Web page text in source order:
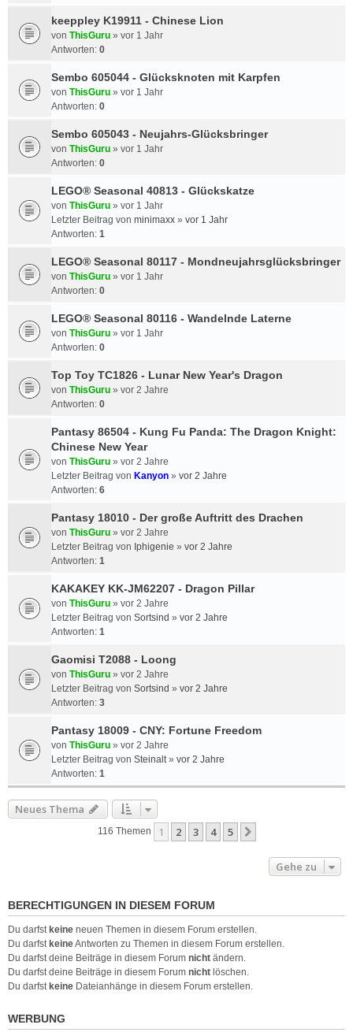
keeppley K19911 - Chinese Lion
von ThisGuru » vor 1 Jahr
Antworten: 0
Sembo 605044 - Glücksknoten mit Karpfen
von ThisGuru » vor 1 Jahr
Antworten: 0
Sembo 605043 - Neujahrs-Glücksbringer
von ThisGuru » vor 1 Jahr
Antworten: 0
LEGO® Seasonal 40813 - Glückskatze
von ThisGuru » vor 1 Jahr
Letzter Beitrag von minimaxx » vor 1 Jahr
Antworten: 1
LEGO® Seasonal 80117 - Mondneujahrsglücksbringer
von ThisGuru » vor 1 Jahr
Antworten: 0
LEGO® Seasonal 80116 - Wandelnde Laterne
von ThisGuru » vor 1 Jahr
Antworten: 0
Top Toy TC1826 - Lunar New Year's Dragon
von ThisGuru » vor 2 Jahre
Antworten: 0
Pantasy 86504 - Kung Fu Panda: The Dragon Knight:
Chinese New Year
von ThisGuru » vor 2 Jahre
Letzter Beitrag von Kanyon » vor 2 Jahre
Antworten: 6
Pantasy 18010 - Der große Auftritt des Drachen
von ThisGuru » vor 2 Jahre
Letzter Beitrag von Iphigenie » vor 2 Jahre
Antworten: 1
KAKAKEY KK-JM62207 - Dragon Pillar
von ThisGuru » vor 2 Jahre
Letzter Beitrag von Sortsind » vor 2 Jahre
Antworten: 1
Gaomisi T2088 - Loong
von ThisGuru » vor 2 Jahre
Letzter Beitrag von Sortsind » vor 2 Jahre
Antworten: 3
Pantasy 18009 - CNY: Fortune Freedom
von ThisGuru » vor 2 Jahre
Letzter Beitrag von Steinalt» vor 2 Jahre
Antworten: 1
Neues Thema
116 Themen 1 2 3 4 5
Gehe zu
BERECHTIGUNGEN IN DIESEM FORUM
Du darfst keine neuen Themen in diesem Forum erstellen.
Du darfst keineAntworten zu Themen in diesem Forum erstellen.
Du darfst deine Beiträge in diesem Forum nicht ändern.
Du darfst deine Beiträge in diesem Forum nicht löschen.
Du darfst keine Dateianhänge in diesem Forum erstellen.
WERBUNG